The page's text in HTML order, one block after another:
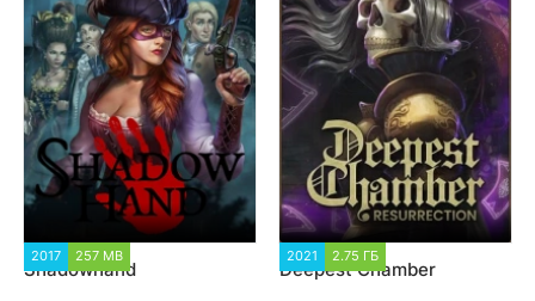
2017 257 MB
Shadowhand
2021 2.75 ГБ
Deepest Chamber